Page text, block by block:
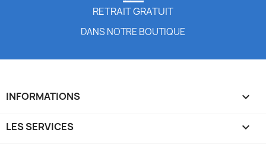
RETRAIT GRATUIT
DANS NOTRE BOUTIQUE
INFORMATIONS 
LES SERVICES 